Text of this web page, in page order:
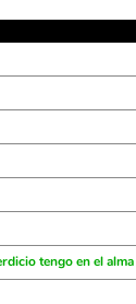
tengo en el alma